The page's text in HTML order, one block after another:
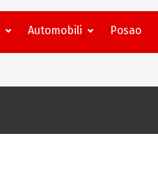
Automobili Posao